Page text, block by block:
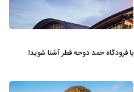
با فرودگاه حمد دوحه قطر آشنا شوید!